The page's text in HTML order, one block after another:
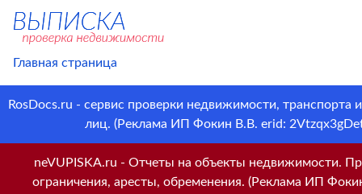
Главная страница
RosDocs.ru - сервис проверки недвижимости, транспорта
лиц. (Реклама ИП Фокин В.В. erid:
neVUPISKA.ru - Отчеты на объекты недвижимости.
ограничения, аресты, обременения. (Реклама ИП